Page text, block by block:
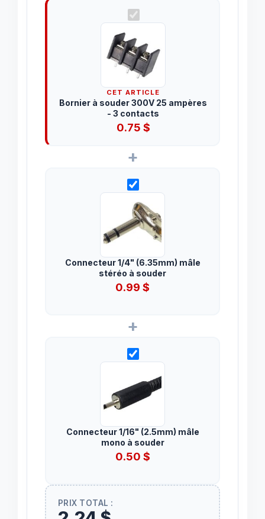
CET ARTICLE
Bornier à souder 300V 25 ampères
- 3 contacts
0.75 $
+
Connecteur 1/4" (6.35mm) mâle
stéréo à souder
0.99 $
+
Connecteur 1/16" (2.5mm) mâle
mono à souder
0.50 $
PRIX TOTAL :